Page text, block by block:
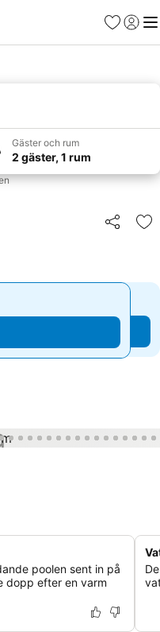
Favoriter
Logga
Gäster och rum
2 gäster, 1 rum
Dela
poolen sent in på
dopp efter en varm